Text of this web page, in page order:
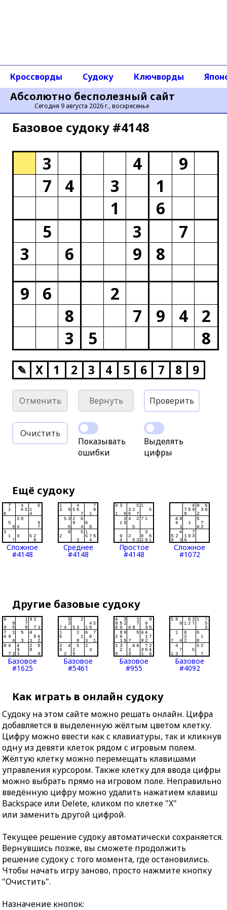
Абсолютно бесполезный сайт
Сегодня 9 августа 2026 г., воскресенье
Кроссворды Судоку Ключворды
Базовое cудоку #4148
3 4
9
7
4 3
1
1
6
5
3
7
3
6 9
8
9
6
2
8
7 9 4
2
3
5 8
✎ X 1 2 3 4 5 6 7 8 9
Отменить Вернуть Проверить
Очистить
Показывать
ошибки
Выделять
цифры
Ещё судоку
Сложное
#4148
Среднее
#4148
Простое
#4148
Сложное
#1072
Другие базовые судоку
Базовое
#1625
Базовое
#5461
Базовое
#955
Базовое
#4092
Как играть в онлайн судоку
Судоку на этом сайте можно решать онлайн. Цифра
добавляется в выделенную жёлтым цветом клетку.
Цифру можно ввести как с клавиатуры, так и кликнув
одну из девяти клеток рядом с игровым полем.
Жёлтую клетку можно перемещать клавишами
управления курсором. Также клетку для ввода цифры
можно выбрать прямо на игровом поле. Неправильно
введённую цифру можно удалить нажатием клавиш
Backspace или Delete, кликом по клетке "X"
или заменить другой цифрой.
Текущее решение судоку автоматически сохраняется.
Вернувшись позже, вы сможете продолжить
решение судоку с того момента, где остановились.
Чтобы начать игру заново, просто нажмите кнопку
"Очистить".
Назначение кнопок: